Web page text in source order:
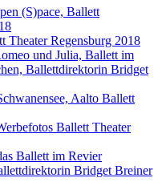
(S)pace, Ballett
Theater Regensburg 2018
und Julia, Ballett im
Ballettdirektorin Bridget
Aalto Ballett
Ballett Theater
Ballett im Revier
Bridget Breiner